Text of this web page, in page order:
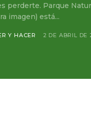
perderte. Parque
imagen) está...
Y HACER 2 DE ABRIL DE